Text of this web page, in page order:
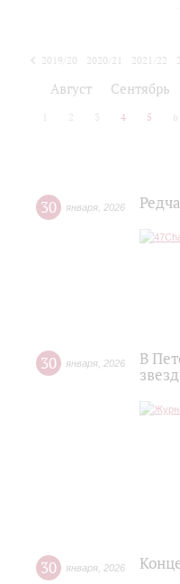
2019/20 2020/21 2021/22
Август Сентябрь
2 3 4 5 6
30 января 2026
30 января 2026
В
30 января 2026